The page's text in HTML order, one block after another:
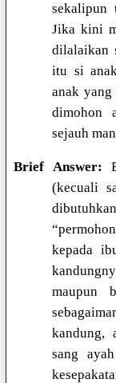
sekalipun
Jika kini
dilalaikan
itu si
anak
dimohon
sejauh
Brief Answer:
(kecuali
kepada
maupun
kandung,
sang